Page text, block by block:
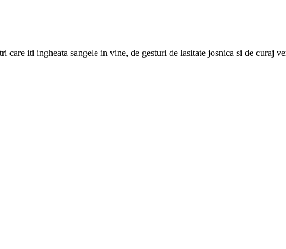
iti ingheata sangele in vine, de gesturi de lasitate josnica si de